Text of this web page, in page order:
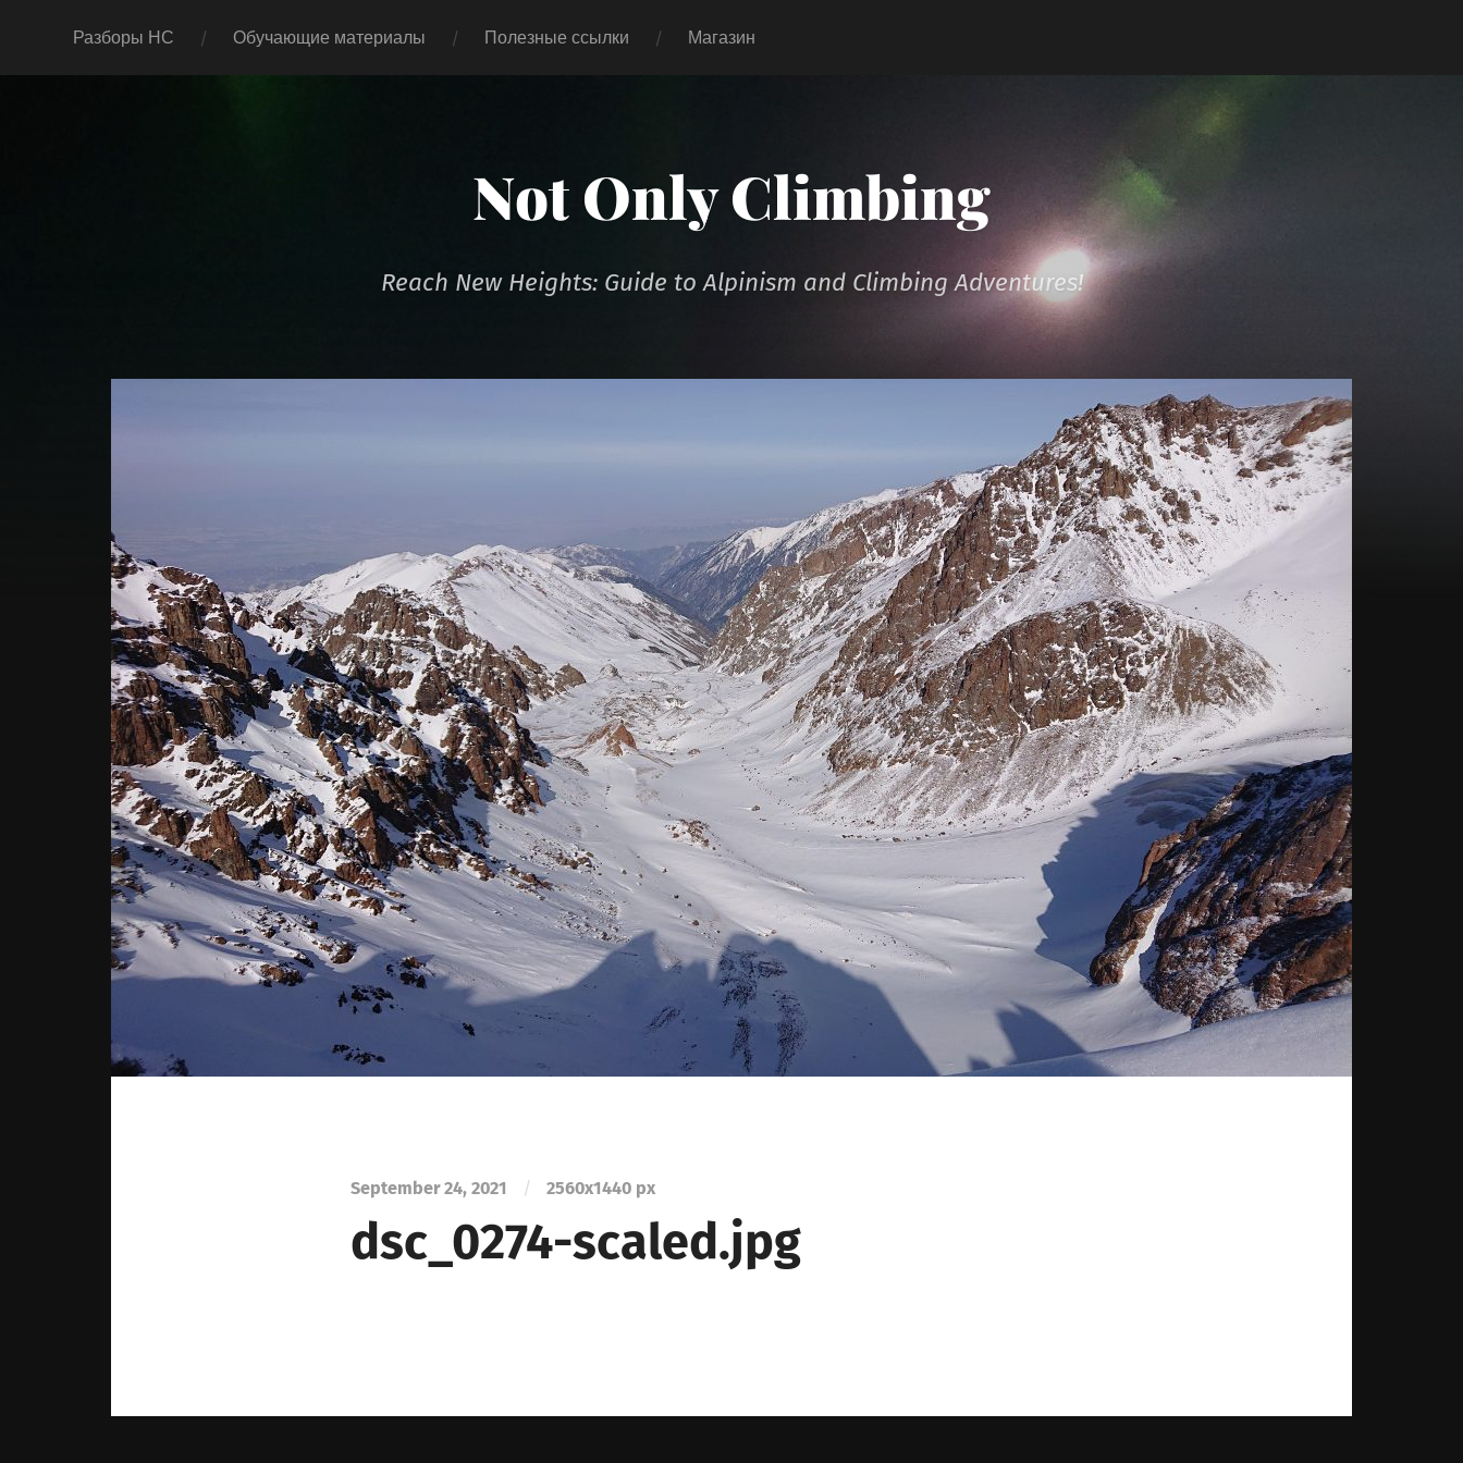
Разборы НС Обучающие материалы Полезные ссылки Магазин
Not Only Climbing
Reach New Heights: Guide to Alpinism and Climbing Adventures!
September 24, 2021 / 2560x1440 px
dsc_0274-scaled.jpg